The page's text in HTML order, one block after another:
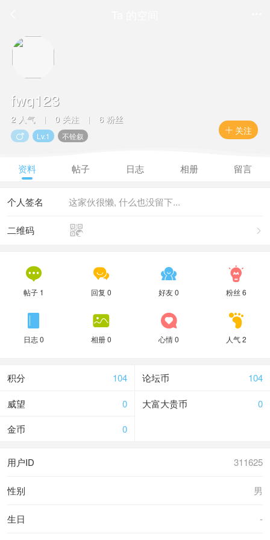
 关注
fwg123
2 人气 | 0 关注 | 6 粉丝
 Lv.1 不铨叙
资料 帖子 日志 相册 留言
这家伙很懒, 什么也没留下...
个人签名


二维码

帖子 1

回复 0

好友 0

粉丝 6

日志 0

相册 0

心情 0

人气 2
104
积分 104
论坛币
0
威望 0
大富大贵币
0
金币
311625
用户ID
男
性别
-
生日